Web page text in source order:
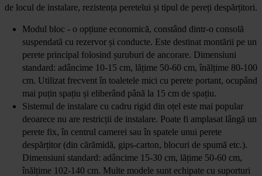
de locul de instalare, rezistența peretelui și tipul de pereți despărțitori.
Modul bloc - o opțiune economică, constând dintr-o consolă
suspendată cu rezervor și conducte. Este destinat montării pe un
perete principal folosind șuruburi de ancorare. Dimensiuni
standard: adâncime 10-15 cm, lățime 50-60 cm, înălțime 80-100
cm. Utilizat frecvent în toaletele mici cu perete portant, ocupând
mai puțin spațiu și eliberând până la 15 cm de spațiu.
Sistemul de instalare cu cadru rigid din oțel este mai popular
deoarece nu are restricții de instalare. Poate fi amplasat lângă un
perete fix, în centrul camerei sau în spatele unui perete
despărțitor (din cărămidă, gips-carton, blocuri de spumă etc.).
Dimensiuni standard: adâncime 15-30 cm, lățime 50-60 cm,
înălțime 102-140 cm. Multe modele sunt echipate cu suporturi